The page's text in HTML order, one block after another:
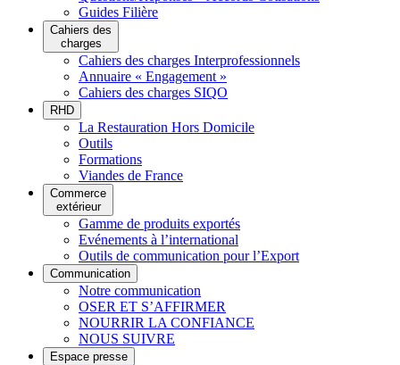
Guides Filière
Cahiers des
charges
Cahiers des charges Interprofessionnels
Annuaire « Engagement »
Cahiers des charges SIQO
RHD
La Restauration Hors Domicile
Outils
Formations
Viandes de France
Commerce
extérieur
Gamme de produits exportés
Evénements à l’international
Outils de communication pour l’Export
Communication
Notre communication
OSER ET S’AFFIRMER
NOURRIR LA CONFIANCE
NOUS SUIVRE
Espace presse